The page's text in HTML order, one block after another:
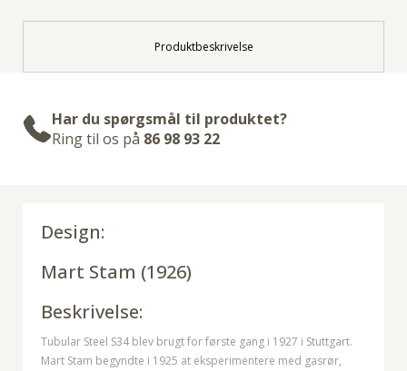
Produktbeskrivelse
Har du spørgsmål til produktet?
Ring til os på 86 98 93 22
Design:
Mart Stam (1926)
Beskrivelse:
Tubular Steel S34 blev brugt for første gang i 1927 i Stuttgart.
Mart Stam begyndte i 1925 at eksperimentere med gasrør,